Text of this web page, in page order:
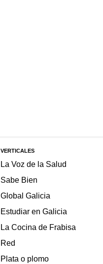
VERTICALES
La Voz de la Salud
Sabe Bien
Global Galicia
Estudiar en Galicia
La Cocina de Frabisa
Red
Plata o plomo